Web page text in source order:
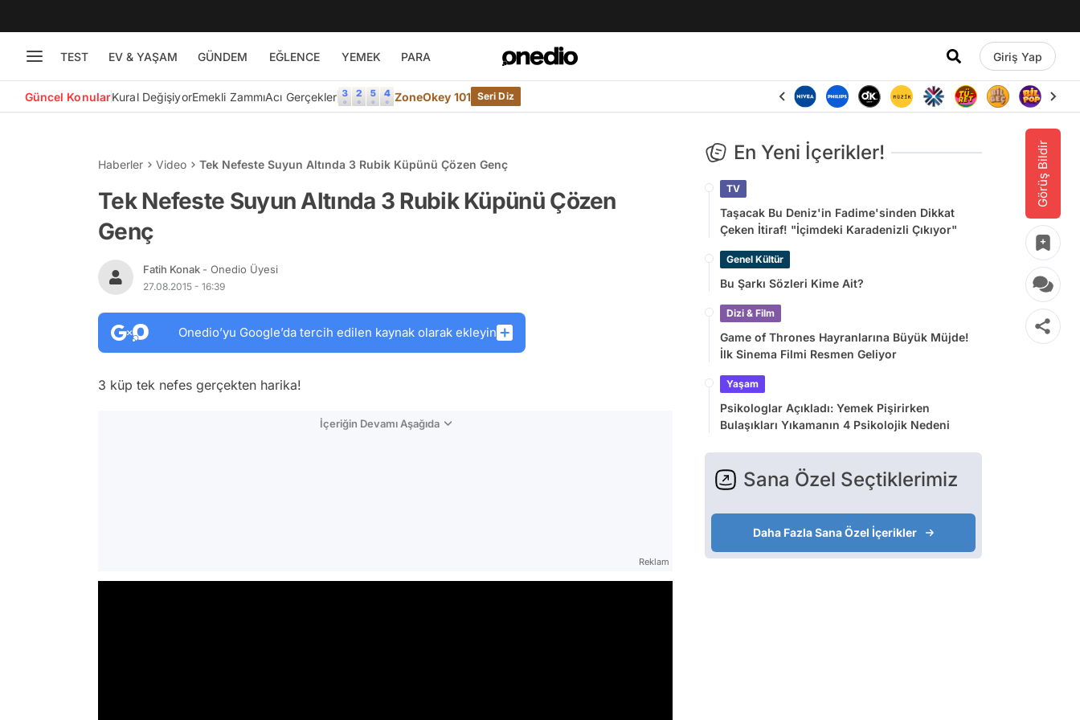
TEST EV & YAŞAM GÜNDEM EĞLENCE YEMEK PARA Giriş Yap
Güncel KonularKural DeğişiyorEmekli ZammıAcı Gerçekler ZoneOkey 101 Seri Diz
Görüş Bildir
Haberler Video Tek Nefeste Suyun Altında 3 Rubik Küpünü Çözen Genç
Tek Nefeste Suyun Altında 3 Rubik Küpünü Çözen
Genç
Fatih Konak - Onedio Üyesi
27.08.2015 - 16:39
Onedio’yu Google’da tercih edilen kaynak olarak ekleyin
3 küp tek nefes gerçekten harika!
İçeriğin Devamı Aşağıda
Reklam
En Yeni İçerikler!
TV
Taşacak Bu Deniz'in Fadime'sinden Dikkat
Çeken İtiraf! "İçimdeki Karadenizli Çıkıyor"
Genel Kültür
Bu Şarkı Sözleri Kime Ait?
Dizi & Film
Game of Thrones Hayranlarına Büyük Müjde!
İlk Sinema Filmi Resmen Geliyor
Yaşam
Psikologlar Açıkladı: Yemek Pişirirken
Bulaşıkları Yıkamanın 4 Psikolojik Nedeni
Sana Özel Seçtiklerimiz
Daha Fazla Sana Özel İçerikler